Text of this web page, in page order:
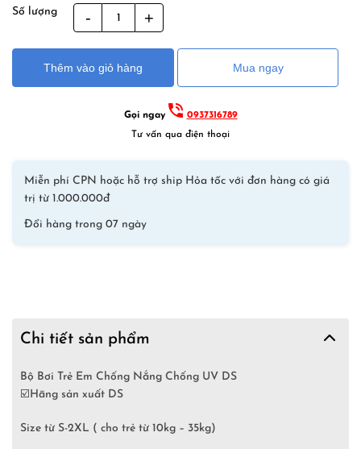
Số lượng
Bơi
Liền
Bé
Gái
2
tới
12
Thêm vào giỏ hàng Mua ngay
Gọi ngay
0937316789
Tư vấn qua điện thoại
Miễn phí CPN hoặc hỗ trợ ship Hỏa tốc với đơn hàng có giá
trị từ 1.000.000đ
Đổi hàng trong 07 ngày
Chi tiết sản phẩm
Bộ Bơi Trẻ Em Chống Nắng Chống UV DS
☑️Hãng sản xuất DS
Size từ S-2XL ( cho trẻ từ 10kg – 35kg)